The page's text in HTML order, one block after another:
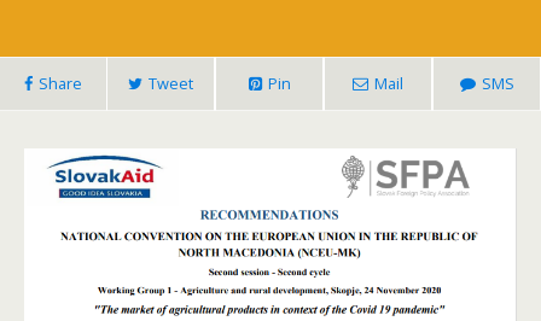
Share Tweet Pin Mail SMS